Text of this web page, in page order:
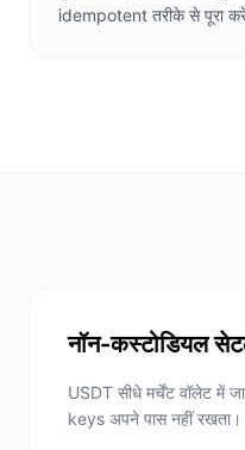
idempotent तरीके से पूरा
नॉन-कस्टोडियल
USDT सीधे मर्चेंट वॉलेट में
keys अपने पास नहीं रखता।